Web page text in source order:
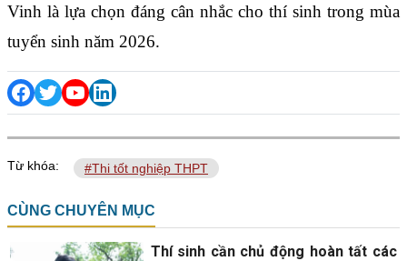
Vinh là lựa chọn đáng cân nhắc cho thí sinh trong mùa
tuyển sinh năm 2026.
Từ khóa: #Thi tốt nghiệp THPT
CÙNG CHUYÊN MỤC
Thí sinh cần chủ động hoàn tất các